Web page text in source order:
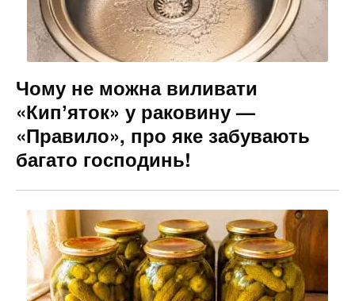
Чому не можна виливати
«Кипʼяток» у раковину —
«Правило», про яке забувають
багато господинь!